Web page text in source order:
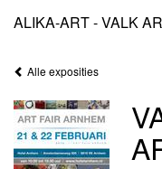
ALIKA-ART - VALK
Alle exposities